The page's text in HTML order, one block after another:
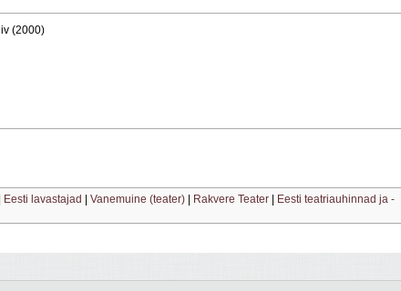
(2000)
Eesti lavastajad Vanemuine (teater) Rakvere Teater
Eesti teatriauhinnad ja -